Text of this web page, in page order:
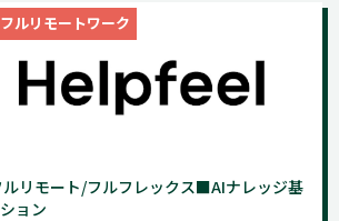
フルリモートワーク
リモート/フルフレックス■AIナレッジ基
ョン